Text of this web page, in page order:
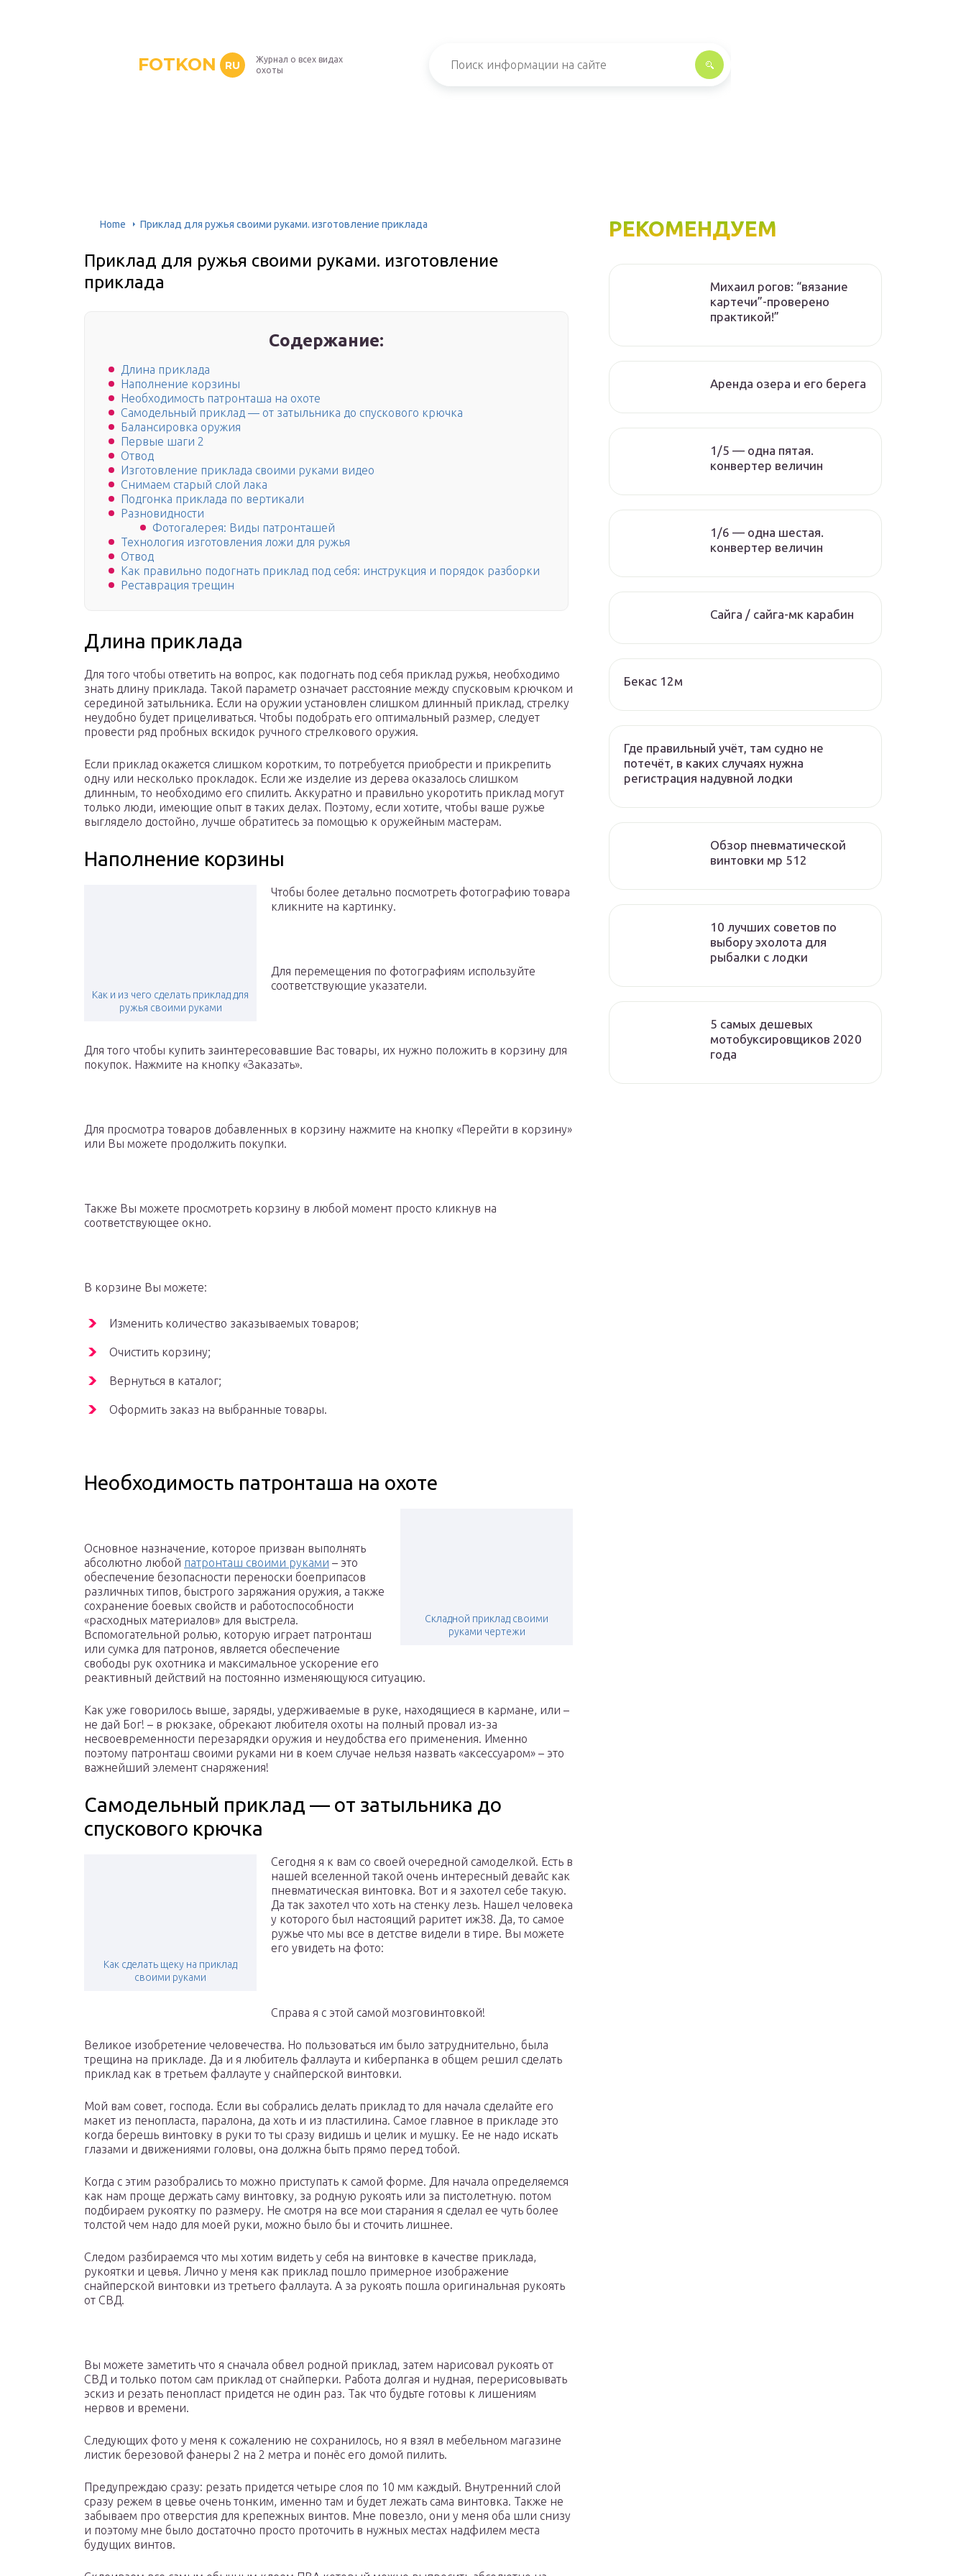
FOTKON RU
Журнал о всех видах
охоты
Home Приклад для ружья своими руками. изготовление приклада
Приклад для ружья своими руками. изготовление
приклада
Содержание:
Длина приклада
Наполнение корзины
Необходимость патронташа на охоте
Самодельный приклад — от затыльника до спускового крючка
Балансировка оружия
Первые шаги 2
Отвод
Изготовление приклада своими руками видео
Снимаем старый слой лака
Подгонка приклада по вертикали
Разновидности
Фотогалерея: Виды патронташей
Технология изготовления ложи для ружья
Отвод
Как правильно подогнать приклад под себя: инструкция и порядок разборки
Реставрация трещин
Длина приклада
Для того чтобы ответить на вопрос, как подогнать под себя приклад ружья, необходимо
знать длину приклада. Такой параметр означает расстояние между спусковым крючком и
серединой затыльника. Если на оружии установлен слишком длинный приклад, стрелку
неудобно будет прицеливаться. Чтобы подобрать его оптимальный размер, следует
провести ряд пробных вскидок ручного стрелкового оружия.
Если приклад окажется слишком коротким, то потребуется приобрести и прикрепить
одну или несколько прокладок. Если же изделие из дерева оказалось слишком
длинным, то необходимо его спилить. Аккуратно и правильно укоротить приклад могут
только люди, имеющие опыт в таких делах. Поэтому, если хотите, чтобы ваше ружье
выглядело достойно, лучше обратитесь за помощью к оружейным мастерам.
Наполнение корзины
Как и из чего сделать приклад для
ружья своими руками
Чтобы более детально посмотреть фотографию товара
кликните на картинку.
Для перемещения по фотографиям используйте
соответствующие указатели.
Для того чтобы купить заинтересовавшие Вас товары, их нужно положить в корзину для
покупок. Нажмите на кнопку «Заказать».
Для просмотра товаров добавленных в корзину нажмите на кнопку «Перейти в корзину»
или Вы можете продолжить покупки.
Также Вы можете просмотреть корзину в любой момент просто кликнув на
соответствующее окно.
В корзине Вы можете:
Изменить количество заказываемых товаров;
Очистить корзину;
Вернуться в каталог;
Оформить заказ на выбранные товары.
Необходимость патронташа на охоте
Складной приклад своими
руками чертежи
Основное назначение, которое призван выполнять
абсолютно любой патронташ своими руками – это
обеспечение безопасности переноски боеприпасов
различных типов, быстрого заряжания оружия, а также
сохранение боевых свойств и работоспособности
«расходных материалов» для выстрела.
Вспомогательной ролью, которую играет патронташ
или сумка для патронов, является обеспечение
свободы рук охотника и максимальное ускорение его
реактивный действий на постоянно изменяющуюся ситуацию.
Как уже говорилось выше, заряды, удерживаемые в руке, находящиеся в кармане, или –
не дай Бог! – в рюкзаке, обрекают любителя охоты на полный провал из-за
несвоевременности перезарядки оружия и неудобства его применения. Именно
поэтому патронташ своими руками ни в коем случае нельзя назвать «аксессуаром» – это
важнейший элемент снаряжения!
Самодельный приклад — от затыльника до
спускового крючка
Как сделать щеку на приклад
своими руками
Сегодня я к вам со своей очередной самоделкой. Есть в
нашей вселенной такой очень интересный девайс как
пневматическая винтовка. Вот и я захотел себе такую.
Да так захотел что хоть на стенку лезь. Нашел человека
у которого был настоящий раритет иж38. Да, то самое
ружье что мы все в детстве видели в тире. Вы можете
его увидеть на фото:
Справа я с этой самой мозговинтовкой!
Великое изобретение человечества. Но пользоваться им было затруднительно, была
трещина на прикладе. Да и я любитель фаллаута и киберпанка в общем решил сделать
приклад как в третьем фаллауте у снайперской винтовки.
Мой вам совет, господа. Если вы собрались делать приклад то для начала сделайте его
макет из пенопласта, паралона, да хоть и из пластилина. Самое главное в прикладе это
когда берешь винтовку в руки то ты сразу видишь и целик и мушку. Ее не надо искать
глазами и движениями головы, она должна быть прямо перед тобой.
Когда с этим разобрались то можно приступать к самой форме. Для начала определяемся
как нам проще держать саму винтовку, за родную рукоять или за пистолетную. потом
подбираем рукоятку по размеру. Не смотря на все мои старания я сделал ее чуть более
толстой чем надо для моей руки, можно было бы и сточить лишнее.
Следом разбираемся что мы хотим видеть у себя на винтовке в качестве приклада,
рукоятки и цевья. Лично у меня как приклад пошло примерное изображение
снайперской винтовки из третьего фаллаута. А за рукоять пошла оригинальная рукоять
от СВД.
Вы можете заметить что я сначала обвел родной приклад, затем нарисовал рукоять от
СВД и только потом сам приклад от снайперки. Работа долгая и нудная, перерисовывать
эскиз и резать пенопласт придется не один раз. Так что будьте готовы к лишениям
нервов и времени.
Следующих фото у меня к сожалению не сохранилось, но я взял в мебельном магазине
листик березовой фанеры 2 на 2 метра и понёс его домой пилить.
Предупреждаю сразу: резать придется четыре слоя по 10 мм каждый. Внутренний слой
сразу режем в цевье очень тонким, именно там и будет лежать сама винтовка. Также не
забываем про отверстия для крепежных винтов. Мне повезло, они у меня оба шли снизу
и поэтому мне было достаточно просто проточить в нужных местах надфилем места
будущих винтов.
РЕКОМЕНДУЕМ
Михаил рогов: “вязание
картечи”-проверено
практикой!”
Аренда озера и его берега
1/5 — одна пятая.
конвертер величин
1/6 — одна шестая.
конвертер величин
Сайга / сайга-мк карабин
Бекас 12м
Где правильный учёт, там судно не
потечёт, в каких случаях нужна
регистрация надувной лодки
Обзор пневматической
винтовки мр 512
10 лучших советов по
выбору эхолота для
рыбалки с лодки
5 самых дешевых
мотобуксировщиков 2020
года